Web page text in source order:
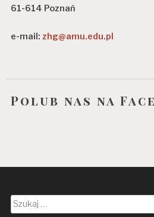
61-614 Poznań
e-mail: zhg@amu.edu.pl
Polub nas na
Szukaj: